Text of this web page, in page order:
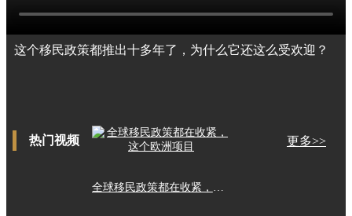
这个移民政策都推出十多年了，为什么它还这么受欢迎？
热门视频 更多>>
全球移民政策都在收紧，这个欧洲项目